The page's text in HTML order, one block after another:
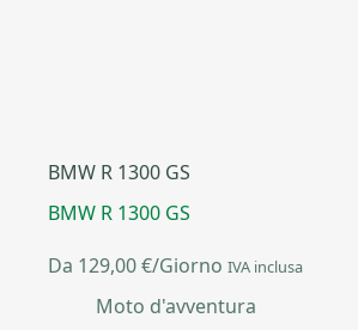
BMW R 1300 GS
BMW R 1300 GS
Da 129,00€/Giorno IVA inclusa
Moto d'avventura